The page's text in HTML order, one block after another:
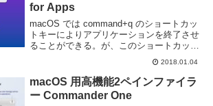
for Apps
macOS では command+q のショートカッ
トキーによりアプリケーションを終了させ
ることができる。が、このショートカット
キーは command+a や command+w のよ
うな利用頻度の高いキーの隣にあり間違え
て押してしまう事も...
2018.01.04
macOS 用高機能2ペインファイラ
ー Commander One